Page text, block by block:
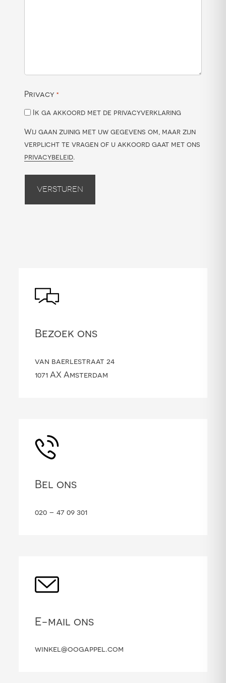
Privacy *
Ik ga akkoord met de privacyverklaring
Wij gaan zuinig met uw gegevens om, maar zijn
verplicht te vragen of u akkoord gaat met ons
privacybeleid.
Versturen
Bezoek ons
van baerlestraat 24
1071 AX Amsterdam
Bel ons
020 – 47 09 301
E-mail ons
winkel@oogappel.com